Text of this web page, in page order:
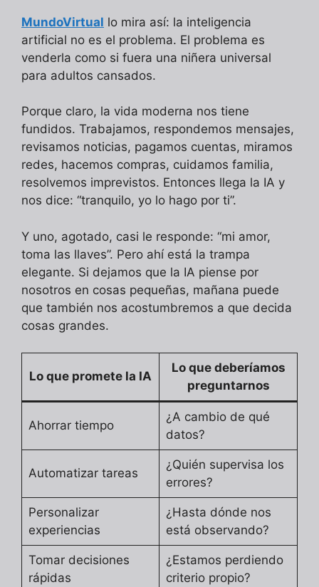
MundoVirtual lo mira así: la inteligencia
artificial no es el problema. El problema es
venderla como si fuera una niñera universal
para adultos cansados.
Porque claro, la vida moderna nos tiene
fundidos. Trabajamos, respondemos mensajes,
revisamos noticias, pagamos cuentas, miramos
redes, hacemos compras, cuidamos familia,
resolvemos imprevistos. Entonces llega la IA y
nos dice: “tranquilo, yo lo hago por ti”.
Y uno, agotado, casi le responde: “mi amor,
toma las llaves”. Pero ahí está la trampa
elegante. Si dejamos que la IA piense por
nosotros en cosas pequeñas, mañana puede
que también nos acostumbremos a que decida
cosas grandes.
Lo que promete la IA
Lo que deberíamos
preguntarnos
Ahorrar tiempo
¿A cambio de qué
datos?
Automatizar tareas
¿Quién supervisa los
errores?
Personalizar
experiencias
¿Hasta dónde nos
está observando?
Tomar decisiones
rápidas
¿Estamos perdiendo
criterio propio?